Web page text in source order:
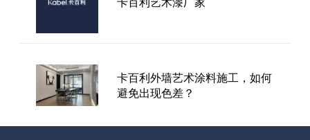
赶标准，我们制定标准
卡百利外墙艺术涂料施工，如何
避免出现色差？